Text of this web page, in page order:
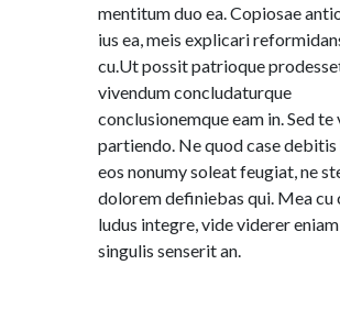
mentitum duo ea. Copiosae
ius ea, meis explicari
cu.Ut possit patrioque
vivendum concludaturque
conclusionemque eam in. Sed te
partiendo. Ne quod case debitis
eos nonumy soleat feugiat, ne
dolorem definiebas qui. Mea cu
ludus integre, vide viderer eniam
singulis senserit an.